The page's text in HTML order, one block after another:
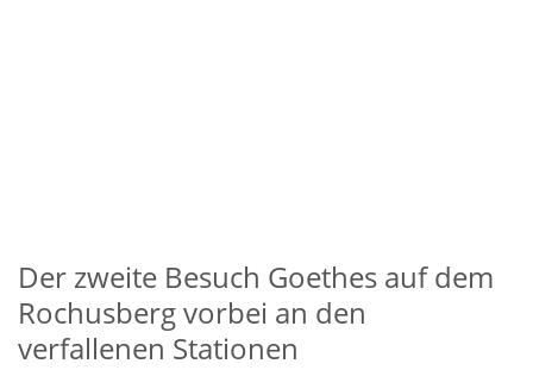
Der zweite Besuch Goethes auf dem
Rochusberg vorbei an den
verfallenen Stationen